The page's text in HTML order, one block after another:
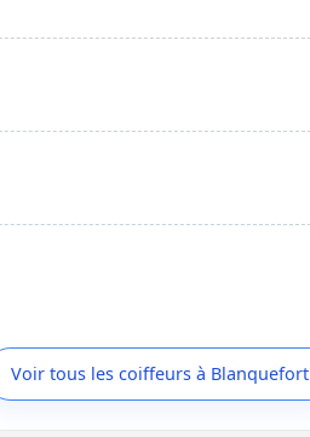
Voir tous les coiffeurs à Blanquefort